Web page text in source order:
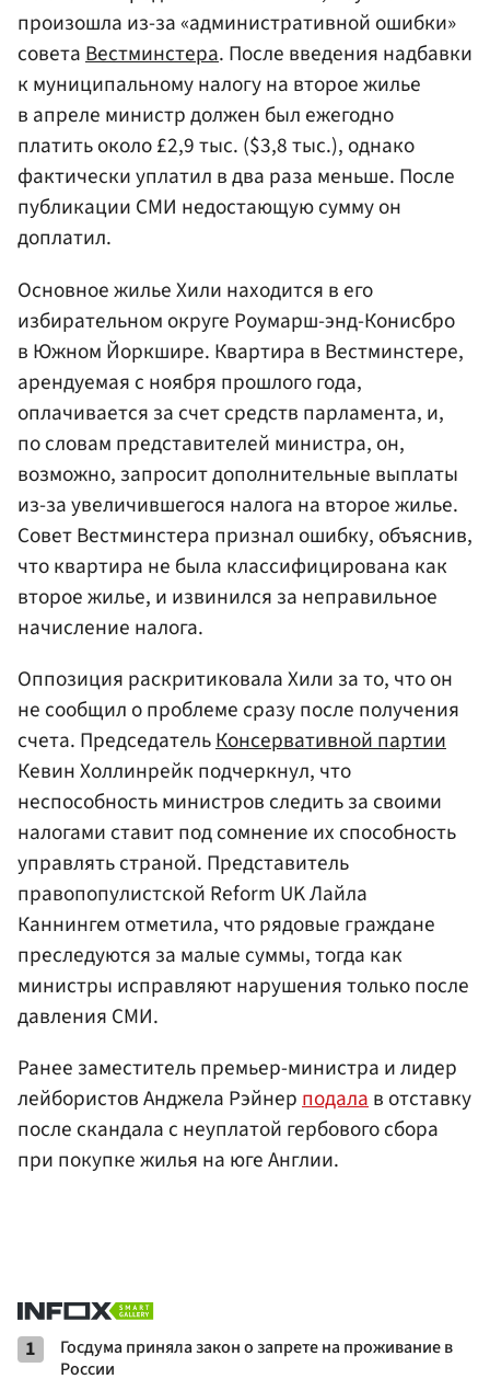
произошла из-за «административной ошибки»
советаВестминстера. После введения надбавки
к муниципальному налогу на второе жилье
в апреле министр должен был ежегодно
платить около £2,9 тыс. ($3,8 тыс.), однако
фактически уплатил в два раза меньше. После
публикации СМИ недостающую сумму он
доплатил.
Основное жилье Хили находится в его
избирательном округе Роумарш-энд-Конисбро
в Южном Йоркшире. Квартира в Вестминстере,
арендуемая с ноября прошлого года,
оплачивается за счет средств парламента, и,
по словам представителей министра, он,
возможно, запросит дополнительные выплаты
из-за увеличившегося налога на второе жилье.
Совет Вестминстера признал ошибку, объяснив,
что квартира не была классифицирована как
второе жилье, и извинился за неправильное
начисление налога.
Оппозиция раскритиковала Хили за то, что он
не сообщил о проблеме сразу после получения
счета. ПредседательКонсервативной партии
Кевин Холлинрейк подчеркнул, что
неспособность министров следить за своими
налогами ставит под сомнение их способность
управлять страной. Представитель
правопопулистской Reform UK Лайла
Каннингем отметила, что рядовые граждане
преследуются за малые суммы, тогда как
министры исправляют нарушения только после
давления СМИ.
Ранее заместитель премьер-министра и лидер
лейбористов Анджела Рэйнерподалав отставку
после скандала с неуплатой гербового сбора
при покупке жилья на юге Англии.
1
Госдума приняла закон о запрете на проживание в
России